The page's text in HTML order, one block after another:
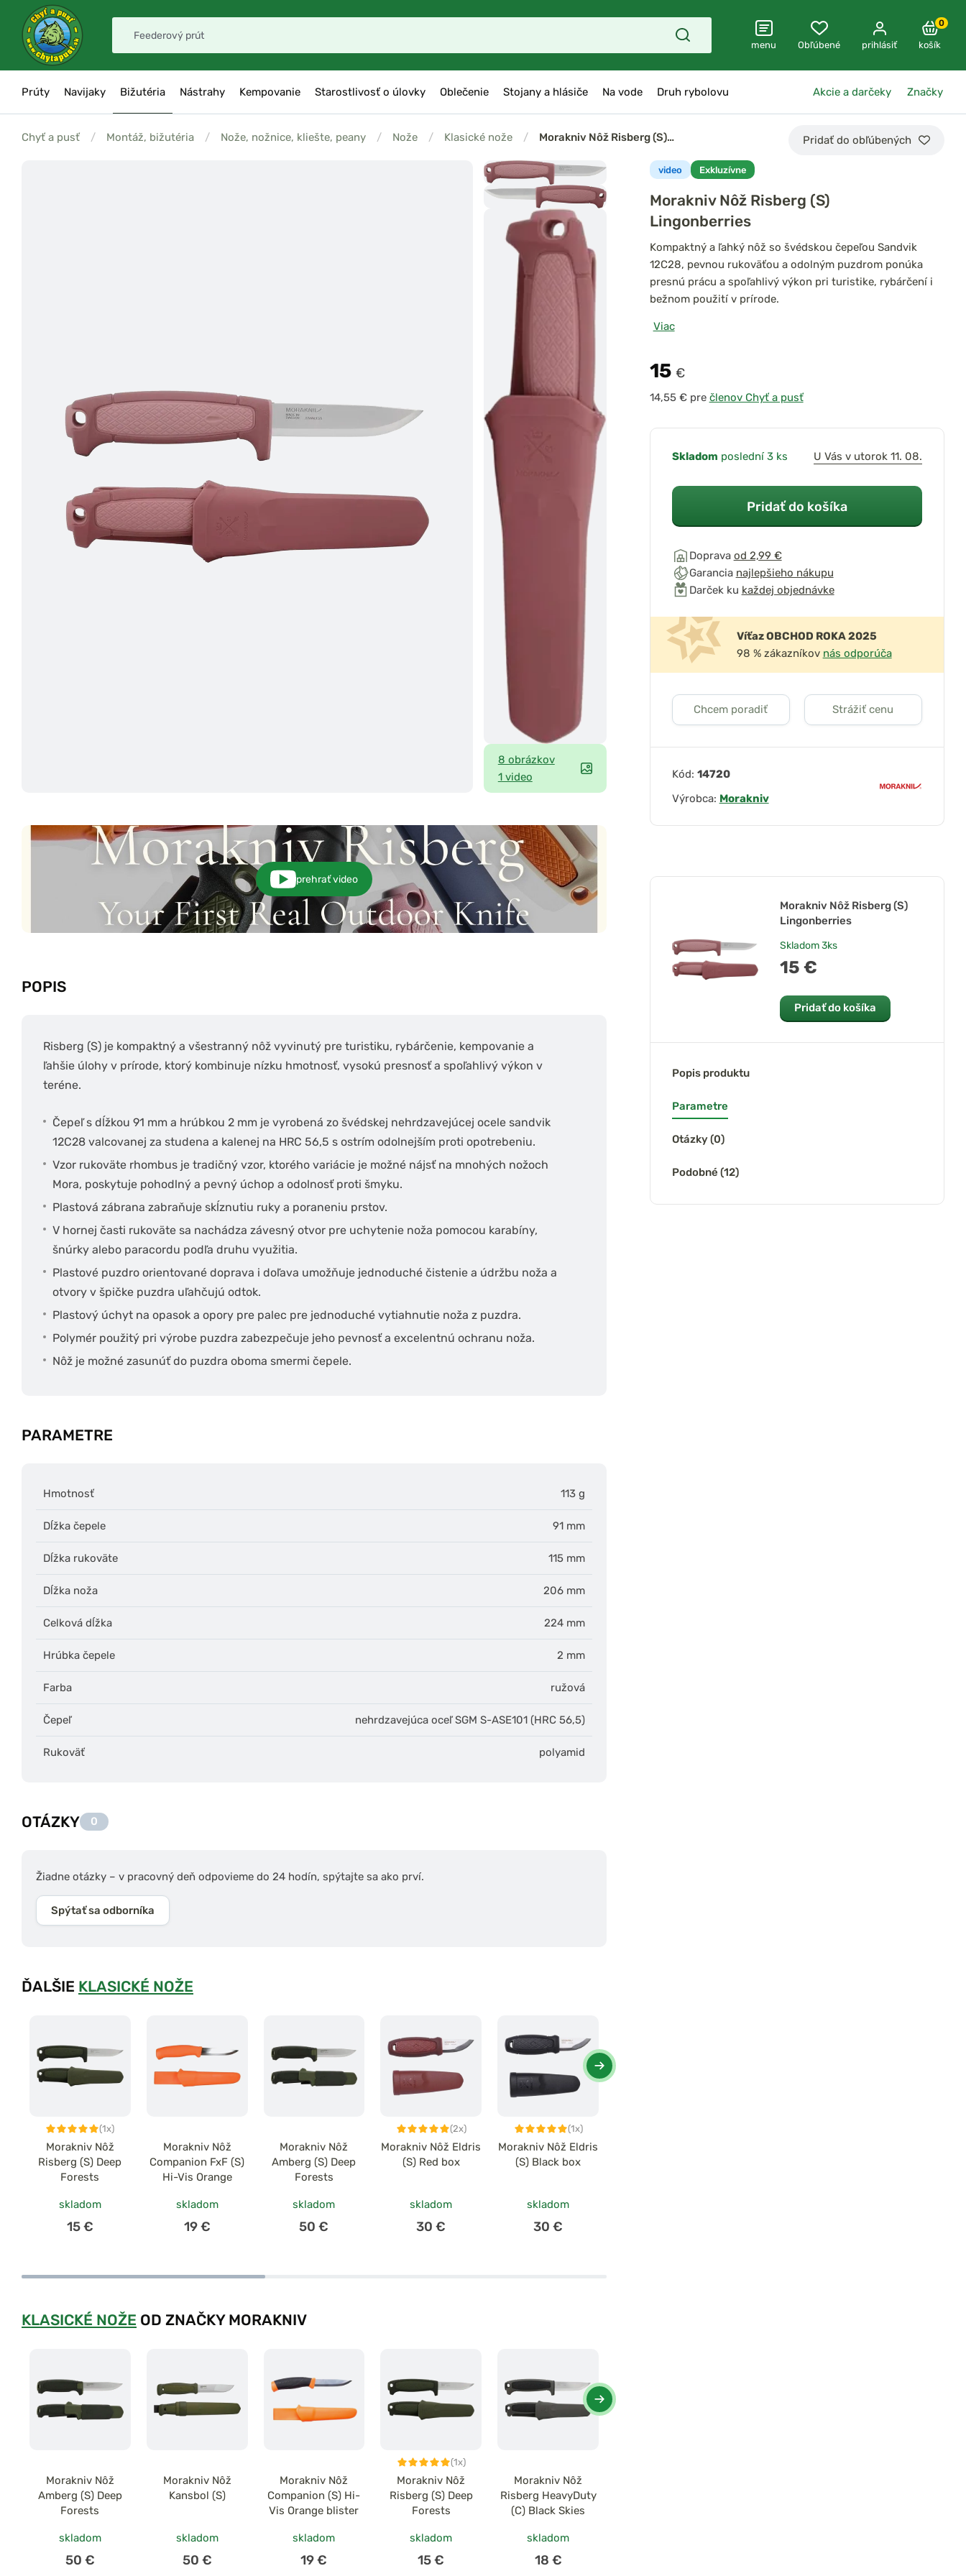
menu Obľúbené prihlásiť
0
košík
Prúty Navijaky Bižutéria Nástrahy Kempovanie Starostlivosť o úlovky Oblečenie Stojany a hlásiče Na vode Druh rybolovu Akcie a darčeky Značky
Chyť a pusť / Montáž, bižutéria / Nože, nožnice, kliešte, peany / Nože / Klasické nože / Morakniv Nôž Risberg (S)… Pridať do obľúbených
8 obrázkov
1 video
prehrať video
POPIS
Risberg (S) je kompaktný a všestranný nôž vyvinutý pre turistiku, rybárčenie, kempovanie a
ľahšie úlohy v prírode, ktorý kombinuje nízku hmotnosť, vysokú presnosť a spoľahlivý výkon v
teréne.
Čepeľ s dĺžkou 91 mm a hrúbkou 2 mm je vyrobená zo švédskej nehrdzavejúcej ocele sandvik
12C28 valcovanej za studena a kalenej na HRC 56,5 s ostrím odolnejším proti opotrebeniu.
Vzor rukoväte rhombus je tradičný vzor, ktorého variácie je možné nájsť na mnohých nožoch
Mora, poskytuje pohodlný a pevný úchop a odolnosť proti šmyku.
Plastová zábrana zabraňuje skĺznutiu ruky a poraneniu prstov.
V hornej časti rukoväte sa nachádza závesný otvor pre uchytenie noža pomocou karabíny,
šnúrky alebo paracordu podľa druhu využitia.
Plastové puzdro orientované doprava i doľava umožňuje jednoduché čistenie a údržbu noža a
otvory v špičke puzdra uľahčujú odtok.
Plastový úchyt na opasok a opory pre palec pre jednoduché vytiahnutie noža z puzdra.
Polymér použitý pri výrobe puzdra zabezpečuje jeho pevnosť a excelentnú ochranu noža.
Nôž je možné zasunúť do puzdra oboma smermi čepele.
PARAMETRE
Hmotnosť 113 g
Dĺžka čepele 91 mm
Dĺžka rukoväte 115 mm
Dĺžka noža 206 mm
Celková dĺžka 224 mm
Hrúbka čepele 2 mm
Farba ružová
Čepeľ nehrdzavejúca oceľ SGM S-ASE101 (HRC 56,5)
Rukoväť polyamid
OTÁZKY 0
Žiadne otázky – v pracovný deň odpovieme do 24 hodín, spýtajte sa ako prví.
Spýtať sa odborníka
ĎALŠIE KLASICKÉ NOŽE
(1x)
Morakniv Nôž
Risberg (S) Deep
Forests
skladom
15 €
Morakniv Nôž
Companion FxF (S)
Hi-Vis Orange
skladom
19 €
Morakniv Nôž
Amberg (S) Deep
Forests
skladom
50 €
(2x)
Morakniv Nôž Eldris
(S) Red box
skladom
30 €
(1x)
Morakniv Nôž Eldris
(S) Black box
skladom
30 €
KLASICKÉ NOŽE OD ZNAČKY MORAKNIV
Morakniv Nôž
Amberg (S) Deep
Forests
skladom
50 €
Morakniv Nôž
Kansbol (S)
skladom
50 €
Morakniv Nôž
Companion (S) Hi-
Vis Orange blister
skladom
19 €
(1x)
Morakniv Nôž
Risberg (S) Deep
Forests
skladom
15 €
Morakniv Nôž
Risberg HeavyDuty
(C) Black Skies
skladom
18 €
Morakniv Nôž Risberg (S)
Lingonberries
video Exkluzívne
Kompaktný a ľahký nôž so švédskou čepeľou Sandvik
12C28, pevnou rukoväťou a odolným puzdrom ponúka
presnú prácu a spoľahlivý výkon pri turistike, rybárčení i
bežnom použití v prírode.
Viac
15 €
pre členov Chyť a pusť
Skladom poslední 3 ks U Vás v utorok 11. 08.
Pridať do košíka
Doprava od 2,99 €
Garancia najlepšieho nákupu
Darček ku každej objednávke
Víťaz OBCHOD ROKA 2025
98 % zákazníkov nás odporúča
Chcem poradiť Strážiť cenu
Kód: 14720
Výrobca: Morakniv
Morakniv Nôž Risberg (S)
Lingonberries
Skladom3ks
15 €
Pridať do košíka
Popis produktu
Parametre
Otázky (0)
Podobné (12)